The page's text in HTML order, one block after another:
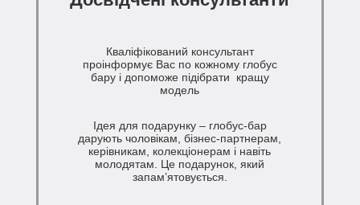
Кваліфікований консультант
проінформує Вас по кожному глобус
бару і допоможе підібрати кращу
модель
Ідея для подарунку – глобус-бар
дарують чоловікам, бізнес-партнерам,
керівникам, колекціонерам і навіть
молодятам. Це подарунок, який
запам’ятовується.